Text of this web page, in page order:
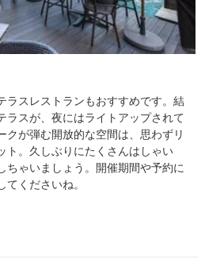
ラスレストランもおすすめです。結
ラスが、夜にはライトアップされて
クが弾む開放的な空間は、思わずリ
ト。久しぶりにたくさんはしゃい
ちゃいましょう。開催期間や予約に
くださいね。